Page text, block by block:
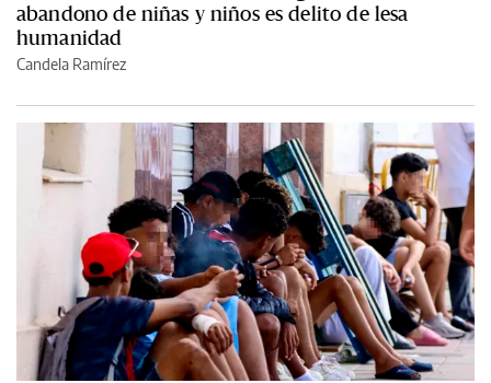
abandono de niñas y niños es delito de lesa
humanidad
Candela Ramírez